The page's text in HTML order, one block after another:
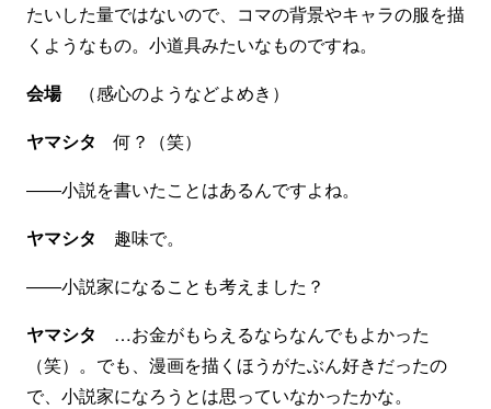
たいした量ではないので、コマの背景やキャラの服を描
くようなもの。小道具みたいなものですね。
会場（感心のようなどよめき）
ヤマシタ 何？（笑）
――小説を書いたことはあるんですよね。
ヤマシタ 趣味で。
――小説家になることも考えました？
ヤマシタ …お金がもらえるならなんでもよかった
（笑）。でも、漫画を描くほうがたぶん好きだったの
で、小説家になろうとは思っていなかったかな。